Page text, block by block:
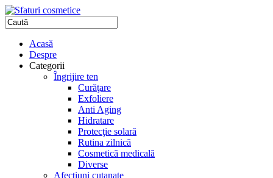
Acasă
Despre
Categorii
Îngrijire ten
Curăţare
Exfoliere
Anti Aging
Hidratare
Protecţie solară
Rutina zilnică
Cosmetică medicală
Diverse
Afecţiuni cutanate